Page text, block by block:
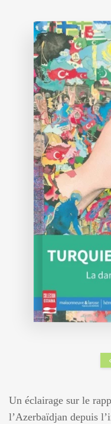
Un éclairage sur le
l’Azerbaïdjan depuis